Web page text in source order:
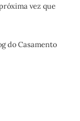
vez que
do Casamento